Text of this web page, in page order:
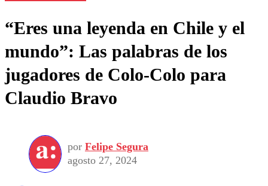
“Eres una leyenda en Chile y el
mundo”: Las palabras de los
jugadores de Colo-Colo para
Claudio Bravo
por Felipe Segura
agosto 27, 2024